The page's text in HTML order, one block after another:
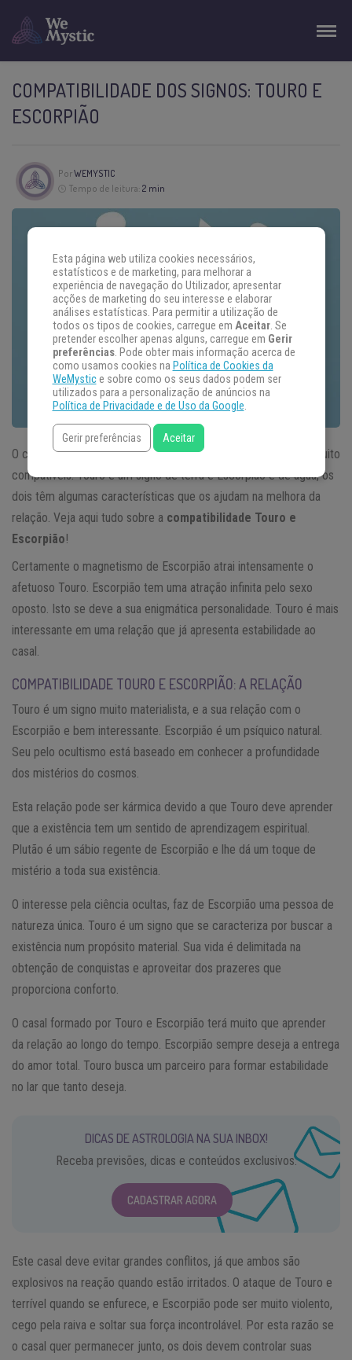
COMPATIBILIDADE DOS SIGNOS: TOURO E
ESCORPIÃO
PorWEMYSTIC
Tempo de leitura: 2 min
O casal formado por Touro e escorpião tem alguns aspectos muito
compatíveis. Touro é um signo de terra e Escorpião é de água, os
dois têm algumas características que os ajudam na melhora da
relação. Veja aqui tudo sobre a compatibilidade Touro e
Escorpião!
Certamente o magnetismo de Escorpião atrai intensamente o
afetuoso Touro. Escorpião tem uma atração infinita pelo sexo
oposto. Isto se deve a sua enigmática personalidade. Touro é mais
interessante em uma relação que já apresenta estabilidade ao
casal.
COMPATIBILIDADE TOURO E ESCORPIÃO: A RELAÇÃO
Touro é um signo muito materialista, e a sua relação com o
Escorpião e bem interessante. Escorpião é um psíquico natural.
Seu pelo ocultismo está baseado em conhecer a profundidade
dos mistérios do cosmos.
Esta relação pode ser kármica devido a que Touro deve aprender
que a existência tem um sentido de aprendizagem espiritual.
Plutão é um sábio regente de Escorpião e lhe dá um toque de
mistério a toda sua existência.
O interesse pela ciência ocultas, faz de Escorpião uma pessoa de
natureza única. Touro é um signo que se caracteriza por buscar a
existência num propósito material. Sua vida é delimitada na
obtenção de conquistas e aproveitar dos prazeres que
proporciona conforto.
O casal formado por Touro e Escorpião terá muito que aprender
da relação ao longo do tempo. Escorpião sempre deseja a entrega
do amor total. Touro busca um parceiro para formar estabilidade
no lar que tanto deseja.
DICAS DE ASTROLOGIA NA SUA INBOX!
Receba previsões, dicas e conteúdos exclusivos.
CADASTRAR AGORA
Este casal deve evitar grandes conflitos, já que ambos são
explosivos na reação quando estão irritados. O ataque de Touro e
terrível quando se enfurece, e Escorpião pode ser muito violento,
cego pela raiva e soltar sua força incontrolável. Por esta razão se
o casal quer permanecer junto, os dois devem controlar suas
Esta página web utiliza cookies necessários,
estatísticos e de marketing, para melhorar a
experiência de navegação do Utilizador, apresentar
acções de marketing do seu interesse e elaborar
análises estatísticas. Para permitir a utilização de
todos os tipos de cookies, carregue em Aceitar. Se
pretender escolher apenas alguns, carregue em Gerir
preferências. Pode obter mais informação acerca de
como usamos cookies na Política de Cookies da
WeMystice sobre como os seus dados podem ser
utilizados para a personalização de anúncios na
Política de Privacidade e de Uso da Google.
Gerir preferências Aceitar